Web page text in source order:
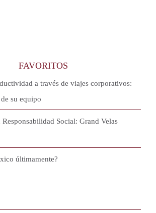
FAVORITOS
a través de viajes corporativos:
su equipo
Responsabilidad Social: Grand Velas
últimamente?